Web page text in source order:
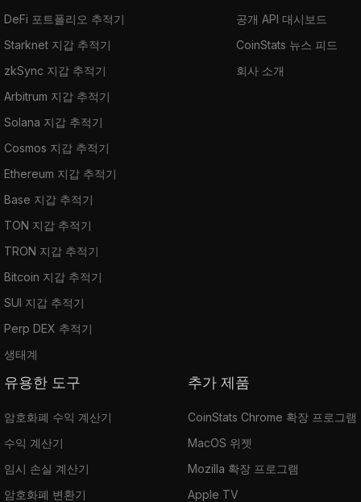
DeFi 포트폴리오 추적기
Starknet 지갑 추적기
zkSync 지갑 추적기
Arbitrum 지갑 추적기
Solana 지갑 추적기
Cosmos 지갑 추적기
Ethereum 지갑 추적기
Base 지갑 추적기
TON 지갑 추적기
TRON 지갑 추적기
Bitcoin 지갑 추적기
SUI 지갑 추적기
Perp DEX 추적기
생태계
공개 API 대시보드
CoinStats 뉴스 피드
회사 소개
유용한 도구
암호화폐 수익 계산기
수익 계산기
임시 손실 계산기
암호화폐 변환기
추가 제품
CoinStats Chrome 확장 프로그램
MacOS 위젯
Mozilla 확장 프로그램
Apple TV